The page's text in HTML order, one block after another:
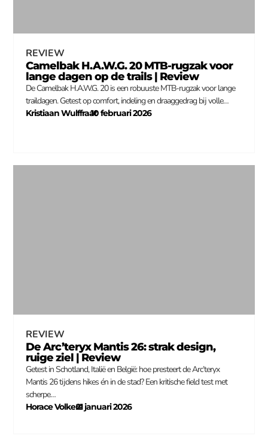
REVIEW
Camelbak H.A.W.G. 20 MTB-rugzak voor
lange dagen op de trails | Review
De Camelbak H.A.W.G. 20 is een robuuste MTB-rugzak voor lange
traildagen. Getest op comfort, indeling en draaggedrag bij volle…
Kristiaan Wulffraat
–
10 februari 2026
REVIEW
De Arc’teryx Mantis 26: strak design,
ruige ziel | Review
Getest in Schotland, Italië en België: hoe presteert de Arc’teryx
Mantis 26 tijdens hikes én in de stad? Een kritische field test met
scherpe…
Horace Volkers
–
21 januari 2026